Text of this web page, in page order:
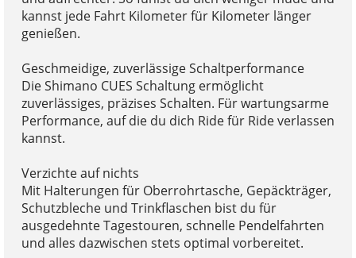
kannst jede Fahrt Kilometer für Kilometer länger
genießen.
Geschmeidige, zuverlässige Schaltperformance
Die Shimano CUES Schaltung ermöglicht
zuverlässiges, präzises Schalten. Für wartungsarme
Performance, auf die du dich Ride für Ride verlassen
kannst.
Verzichte auf nichts
Mit Halterungen für Oberrohrtasche, Gepäckträger,
Schutzbleche und Trinkflaschen bist du für
ausgedehnte Tagestouren, schnelle Pendelfahrten
und alles dazwischen stets optimal vorbereitet.